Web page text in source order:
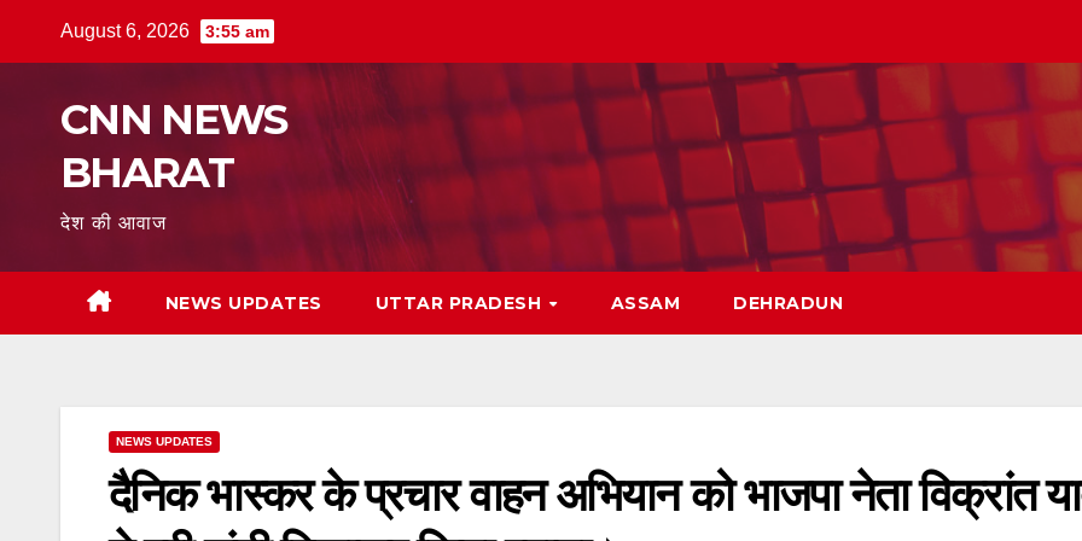
August 6, 2026 3:55 am
CNN NEWS
BHARAT
देश की आवाज
NEWS UPDATES UTTAR PRADESH ASSAM DEHRADUN
NEWS UPDATES
दैनिक भास्कर के प्रचार वाहन अभियान को भाजपा नेता विक्रांत